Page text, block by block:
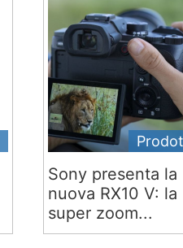
Sony presenta la
nuova RX10 V: la
super zoom...